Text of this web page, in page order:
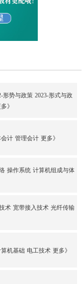
形势与政策 2023-形式与政
》
会计 管理会计 更多》
操作系统 计算机组成与体
术 宽带接入技术 光纤传输
机基础 电工技术 更多》